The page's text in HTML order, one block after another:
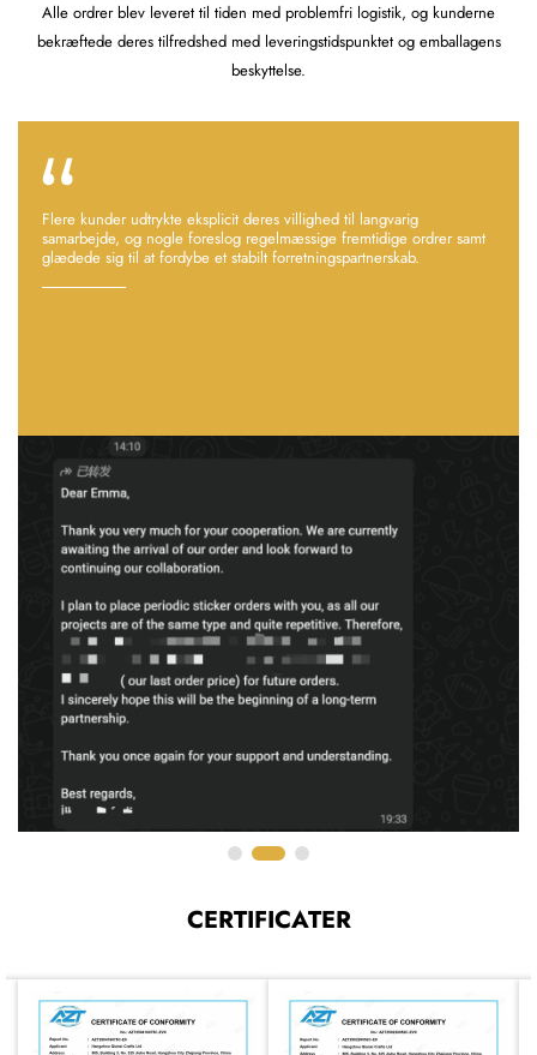
Alle ordrer blev leveret til tiden med problemfri logistik, og kunderne
bekræftede deres tilfredshed med leveringstidspunktet og emballagens
beskyttelse.
Flere kunder udtrykte eksplicit deres villighed til langvarig
samarbejde, og nogle foreslog regelmæssige fremtidige ordrer samt
glædede sig til at fordybe et stabilt forretningspartnerskab.
CERTIFICATER